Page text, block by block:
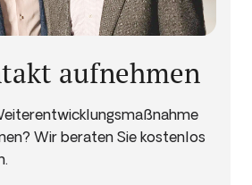
aufnehmen
Wir beraten Sie kostenlos